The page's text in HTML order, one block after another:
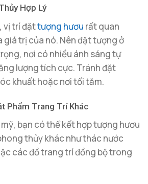
Hợp Lý
vị trí đặttượng hươu rất quan
giá trị của nó. Nên đặt tượng ở
nơi có nhiều ánh sáng tự
lượng tích cực. Tránh đặt
khuất hoặc nơi tối tăm.
Phẩm Trang Trí Khác
bạn có thể kết hợp tượng hươu
thủy khác như thác nước
các đồ trang trí đồng bộ trong